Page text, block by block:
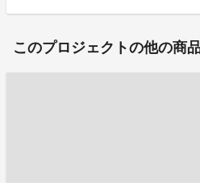
このプロジェクトの他の商